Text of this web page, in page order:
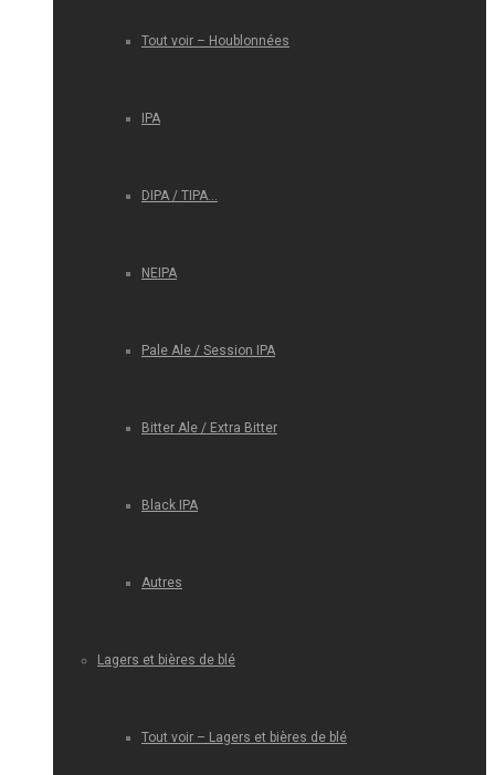
Tout voir – Houblonnées
IPA
DIPA / TIPA…
NEIPA
Pale Ale / Session IPA
Bitter Ale / Extra Bitter
Black IPA
Autres
Lagers et bières de blé
Tout voir – Lagers et bières de blé